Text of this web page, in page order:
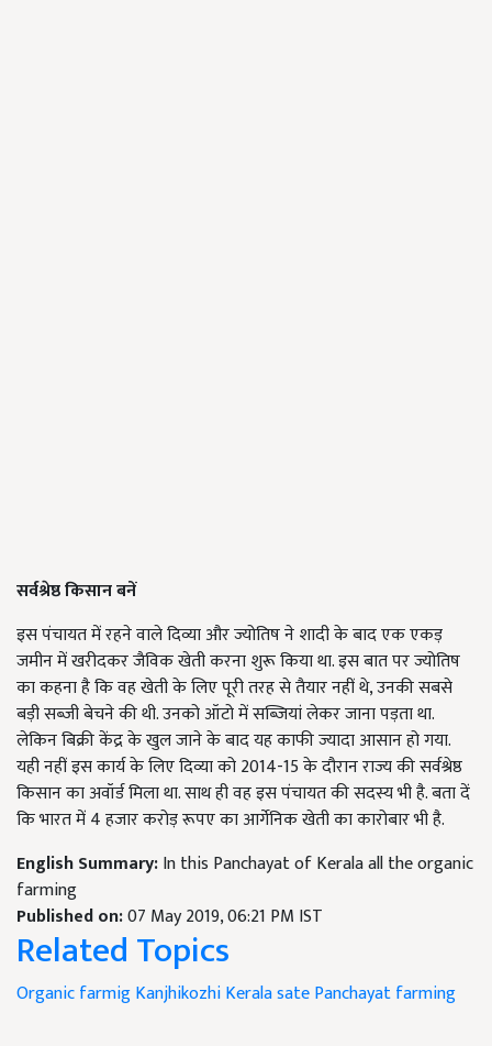
सर्वश्रेष्ठ किसान बनें
इस पंचायत में रहने वाले दिव्या और ज्योतिष ने शादी के बाद एक एकड़
जमीन में खरीदकर जैविक खेती करना शुरू किया था. इस बात पर ज्योतिष
का कहना है कि वह खेती के लिए पूरी तरह से तैयार नहीं थे, उनकी सबसे
बड़ी सब्जी बेचने की थी. उनको ऑटो में सब्जियां लेकर जाना पड़ता था.
लेकिन बिक्री केंद्र के खुल जाने के बाद यह काफी ज्यादा आसान हो गया.
यही नहीं इस कार्य के लिए दिव्या को 2014-15 के दौरान राज्य की सर्वश्रेष्ठ
किसान का अवॉर्ड मिला था. साथ ही वह इस पंचायत की सदस्य भी है. बता दें
कि भारत में 4 हजार करोड़ रूपए का आर्गेनिक खेती का कारोबार भी है.
English Summary:In this Panchayat of Kerala all the organic
farming
Published on:07 May 2019, 06:21 PM IST
Related Topics
Organic farmigKanjhikozhiKerala satePanchayat farming